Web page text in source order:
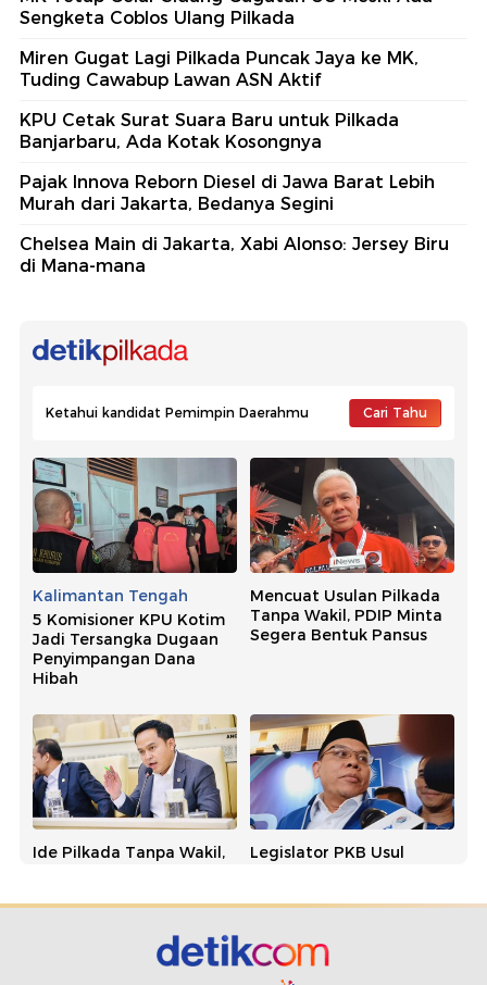
Sengketa Coblos Ulang Pilkada
Miren Gugat Lagi Pilkada Puncak Jaya ke MK,
Tuding Cawabup Lawan ASN Aktif
KPU Cetak Surat Suara Baru untuk Pilkada
Banjarbaru, Ada Kotak Kosongnya
Pajak Innova Reborn Diesel di Jawa Barat Lebih
Murah dari Jakarta, Bedanya Segini
Chelsea Main di Jakarta, Xabi Alonso: Jersey Biru
di Mana-mana
Ketahui kandidat Pemimpin Daerahmu Cari Tahu
Kalimantan Tengah
5 Komisioner KPU Kotim
Jadi Tersangka Dugaan
Penyimpangan Dana
Hibah
Mencuat Usulan Pilkada
Tanpa Wakil, PDIP Minta
Segera Bentuk Pansus
Ide Pilkada Tanpa Wakil,
Kena OTT
Legislator PKB Usul
Simpatik